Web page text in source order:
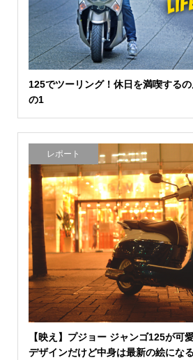
125でツーリング！休日を満喫する
の1
レポート
【映え】プジョー ジャンゴ125が可
デザインだけど中身は最新の絵にな